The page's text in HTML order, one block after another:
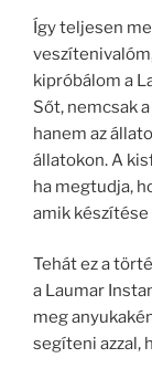
Így teljesen
kipróbálom a
Sőt, nemcsak
hanem az
állatokon. A
ha megtudja,
amik készítése
Tehát ez a
a Laumar
meg
segíteni azzal,